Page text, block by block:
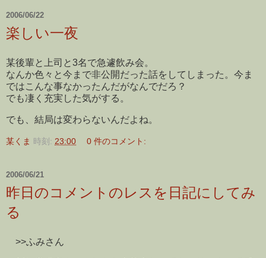
2006/06/22
楽しい一夜
某後輩と上司と3名で急遽飲み会。
なんか色々と今まで非公開だった話をしてしまった。今ま
ではこんな事なかったんだがなんでだろ？
でも凄く充実した気がする。
でも、結局は変わらないんだよね。
某くま 時刻: 23:00 0 件のコメント:
2006/06/21
昨日のコメントのレスを日記にしてみ
る
>>ふみさん